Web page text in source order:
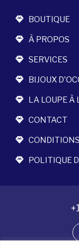
BOUTIQUE
À PROPOS
SERVICES
BIJOUX
LA LOUPE À
CONTACT
POLITIQUE